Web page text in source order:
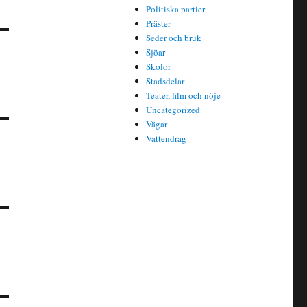
Politiska partier
Präster
Seder och bruk
Sjöar
Skolor
Stadsdelar
Teater, film och nöje
Uncategorized
Vägar
Vattendrag